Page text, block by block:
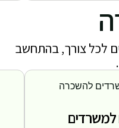
לכל צורך, בהתחשב
למשרדים